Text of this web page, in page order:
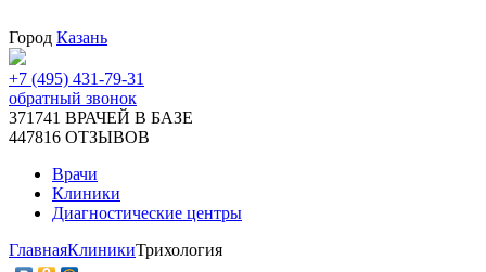
Город Казань
+7 (495) 431-79-31
обратный звонок
371741 ВРАЧЕЙ В БАЗЕ
447816 ОТЗЫВОВ
Врачи
Клиники
Диагностические центры
ГлавнаяКлиникиТрихология